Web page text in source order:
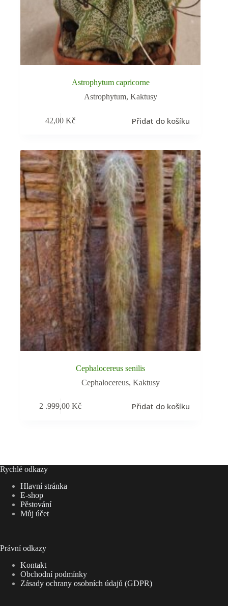
Astrophytum capricorne
Astrophytum,Kaktusy
42,00Kč Přidat do košíku
Cephalocereus senilis
Cephalocereus,Kaktusy
2 .999,00Kč Přidat do košíku
Rychlé odkazy
Hlavní stránka
E-shop
Pěstování
Můj účet
Právní odkazy
Kontakt
Obchodní podmínky
Zásady ochrany osobních údajů (GDPR)